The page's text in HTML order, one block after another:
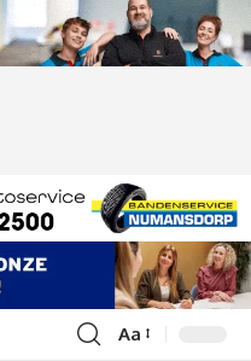
Lettergrootte
Aa